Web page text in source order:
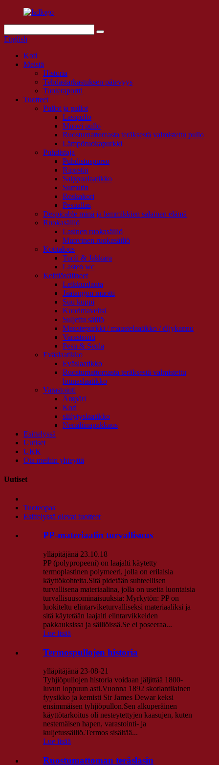
English
Koti
Meistä
Historia
Tehdastarkastuksen pätevyys
Tuoteraportti
Tuotteet
Pullot ja pullot
Lasipullo
Muovi pullo
Ruostumattomasta teräksestä valmistettu pullo
Lämpöruokapurkki
Puhdistaja
Puhdistuspurso
Ripustin
Saippualaatikko
Sumutin
Roskakori
Pesuallas
Despicable minä ja lemmikkien salainen elämä
Ruokasäiliö
Lasinen ruokasäiliö
Muovinen ruokasäiliö
Kotitalous
Tuoli & Jakkara
Lasten wc
Keittiövälineet
Leikkuulauta
Jäätangon muotti
Suu kuppi
Kuorimaveitsi
Suljettu säiliö
Maustepurkki / maustelaatikko / öljykannu
Varastointi
Pesu & Seula
Eväslaatikko
Eväslaatikko
Ruostumattomasta teräksestä valmistettu
lounaslaatikko
Varastointi
Ämpäri
Kori
säilytyslaatikko
Nenäliinapakkaus
Esittelyssä
Uutiset
UKK
Ota meihin yhteyttä
Uutiset
Tuoteopas
Esittelyssä olevat tuotteet
PP-materiaalin turvallisuus
ylläpitäjänä 23.10.18
PP (polypropeeni) on laajalti käytetty
termoplastinen polymeeri, jolla on erilaisia ​​
käyttökohteita.Sitä pidetään suhteellisen
turvallisena materiaalina, jolla on useita luontaisia
​​turvallisuusominaisuuksia: Myrkytön: PP on
luokiteltu elintarviketurvalliseksi materiaaliksi ja
sitä käytetään laajalti elintarvikkeiden
pakkauksissa ja säiliöissä.Se ei poseeraa...
Lue lisää
Termospullojen historia
ylläpitäjänä 23-08-21
Tyhjiöpullojen historia voidaan jäljittää 1800-
luvun loppuun asti.Vuonna 1892 skotlantilainen
fyysikko ja kemisti Sir James Dewar keksi
ensimmäisen tyhjiöpullon.Sen alkuperäinen
käyttötarkoitus oli nesteytettyjen kaasujen, kuten
nestemäisen hapen, varastointi- ja
kuljetussäiliö.Termos sisältää...
Lue lisää
Ruostumattoman teräslasin